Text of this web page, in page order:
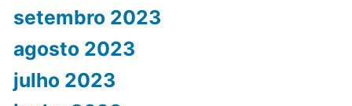
setembro 2023
agosto 2023
julho 2023